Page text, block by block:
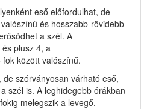
eső előfordulhat, de
és hosszabb-rövidebb
a szél. A
plusz 4, a
között valószínű.
szórványosan várható eső,
szél is. A leghidegebb órákban
melegszik a levegő.